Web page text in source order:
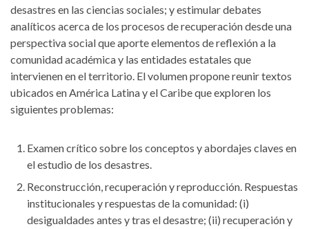
desastres en las ciencias sociales; y estimular debates
analíticos acerca de los procesos de recuperación desde una
perspectiva social que aporte elementos de reflexión a la
comunidad académica y las entidades estatales que
intervienen en el territorio. El volumen propone reunir textos
ubicados en América Latina y el Caribe que exploren los
siguientes problemas:
Examen crítico sobre los conceptos y abordajes claves en
el estudio de los desastres.
Reconstrucción, recuperación y reproducción. Respuestas
institucionales y respuestas de la comunidad: (i)
desigualdades antes y tras el desastre; (ii) recuperación y